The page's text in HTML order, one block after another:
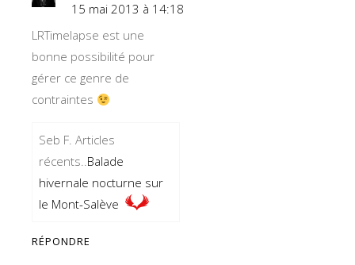
15 mai 2013 à 14:18
LRTimelapse est une
bonne possibilité pour
gérer ce genre de
contraintes
Seb F. Articles
récents..Balade
hivernale nocturne sur
le Mont-Salève
RÉPONDRE